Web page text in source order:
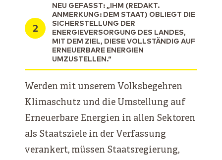
NEU GEFASST: „IHM (REDAKT.
ANMERKUNG: DEM STAAT) OBLIEGT DIE
SICHERSTELLUNG DER
ENERGIEVERSORGUNG DES LANDES,
MIT DEM ZIEL, DIESE VOLLSTÄNDIG AUF
ERNEUERBARE ENERGIEN
UMZUSTELLEN.“
Werden mit unserem Volksbegehren
Klimaschutz und die Umstellung auf
Erneuerbare Energien in allen Sektoren
als Staatsziele in der Verfassung
verankert, müssen Staatsregierung,